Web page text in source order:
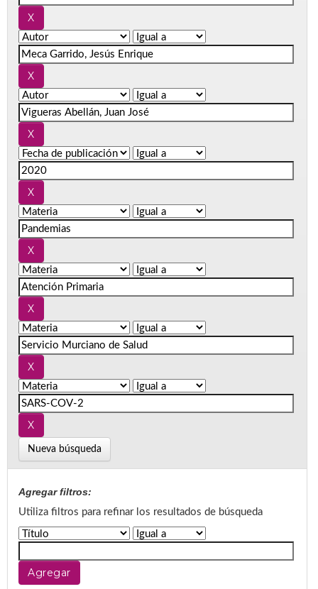
Nueva búsqueda
Agregar filtros:
Utiliza filtros para refinar los resultados de búsqueda